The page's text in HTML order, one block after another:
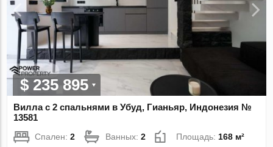
$ 235 895
Вилла с 2 спальнями в Убуд, Гианьяр, Индонезия №
13581
Спален:2 Ванных:2 Площадь: 168 м²